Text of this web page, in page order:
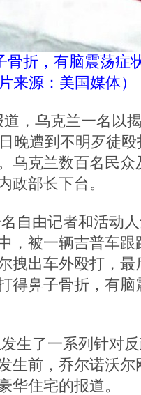
骨折，有脑震荡症
来源：美国媒体）
，乌克兰一名以
晚遭到不明歹徒
乌克兰数百名民
政部长下台。
自由记者和活动
，被一辆吉普车
拽出车外殴打，
得鼻子骨折，有
生了一系列针对
生前，乔尔诺沃
华住宅的报道。